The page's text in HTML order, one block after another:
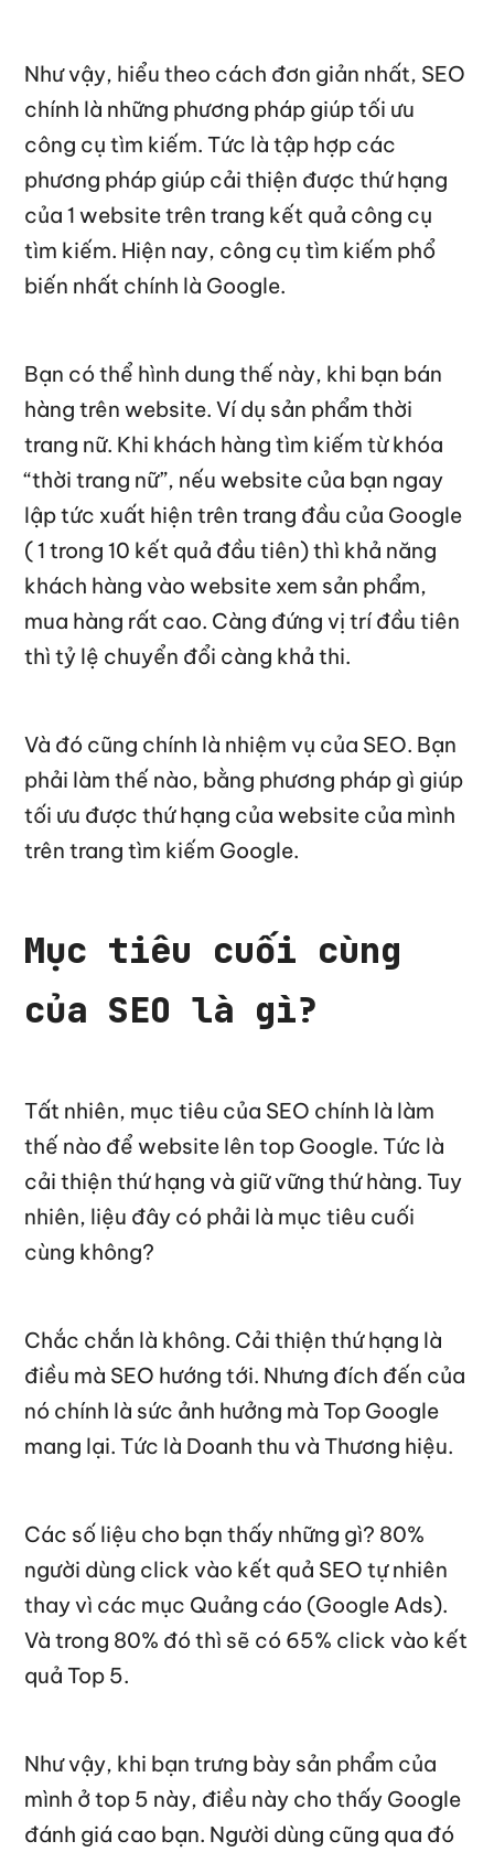
Như vậy, hiểu theo cách đơn giản nhất, SEO
chính là những phương pháp giúp tối ưu
công cụ tìm kiếm. Tức là tập hợp các
phương pháp giúp cải thiện được thứ hạng
của 1 website trên trang kết quả công cụ
tìm kiếm. Hiện nay, công cụ tìm kiếm phổ
biến nhất chính là Google.
Bạn có thể hình dung thế này, khi bạn bán
hàng trên website. Ví dụ sản phẩm thời
trang nữ. Khi khách hàng tìm kiếm từ khóa
“thời trang nữ”, nếu website của bạn ngay
lập tức xuất hiện trên trang đầu của Google
( 1 trong 10 kết quả đầu tiên) thì khả năng
khách hàng vào website xem sản phẩm,
mua hàng rất cao. Càng đứng vị trí đầu tiên
thì tỷ lệ chuyển đổi càng khả thi.
Và đó cũng chính là nhiệm vụ của SEO. Bạn
phải làm thế nào, bằng phương pháp gì giúp
tối ưu được thứ hạng của website của mình
trên trang tìm kiếm Google.
Mục tiêu cuối cùng
của SEO là gì?
Tất nhiên, mục tiêu của SEO chính là làm
thế nào để website lên top Google. Tức là
cải thiện thứ hạng và giữ vững thứ hàng. Tuy
nhiên, liệu đây có phải là mục tiêu cuối
cùng không?
Chắc chắn là không. Cải thiện thứ hạng là
điều mà SEO hướng tới. Nhưng đích đến của
nó chính là sức ảnh hưởng mà Top Google
mang lại. Tức là Doanh thu và Thương hiệu.
Các số liệu cho bạn thấy những gì? 80%
người dùng click vào kết quả SEO tự nhiên
thay vì các mục Quảng cáo (Google Ads).
Và trong 80% đó thì sẽ có 65% click vào kết
quả Top 5.
Như vậy, khi bạn trưng bày sản phẩm của
mình ở top 5 này, điều này cho thấy Google
đánh giá cao bạn. Người dùng cũng qua đó